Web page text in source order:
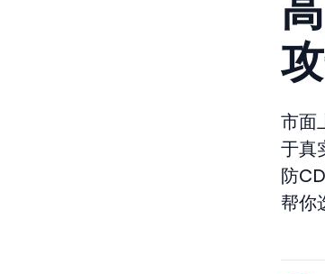
市面
于真
防
帮你